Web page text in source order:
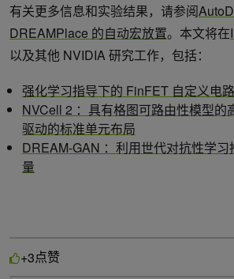
有关更多信息和实验结果，请参阅
DREAMPlace 的自动宏放置。本文将在
以及其他 NVIDIA 研究工作，包括：
强化学习指导下的 FinFET 自定义电
NVCell 2 ：具有格图可路由性模型的
驱动的标准单元布局
DREAM-GAN ：利用世代对抗性学
量
+3点赞